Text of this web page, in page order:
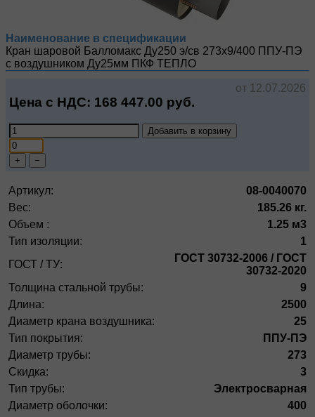
Наименование в спецификации
Кран шаровой Балломакс Ду250 э/св 273х9/400 ППУ-ПЭ
с воздушником Ду25мм ПКФ ТЕПЛО
от 12.07.2026
Цена с НДС: 168 447.00 руб.
Добавить в корзину
+ −
Артикул:
08-0040070
Вес:
185.26 кг.
Объем :
1.25 м3
Тип изоляции:
1
ГОСТ / ТУ:
ГОСТ 30732-2006 / ГОСТ
30732-2020
Толщина стальной трубы:
9
Длина:
2500
Диаметр крана воздушника:
25
Тип покрытия:
ППУ-ПЭ
Диаметр трубы:
273
Скидка:
3
Тип трубы:
Электросварная
Диаметр оболочки:
400